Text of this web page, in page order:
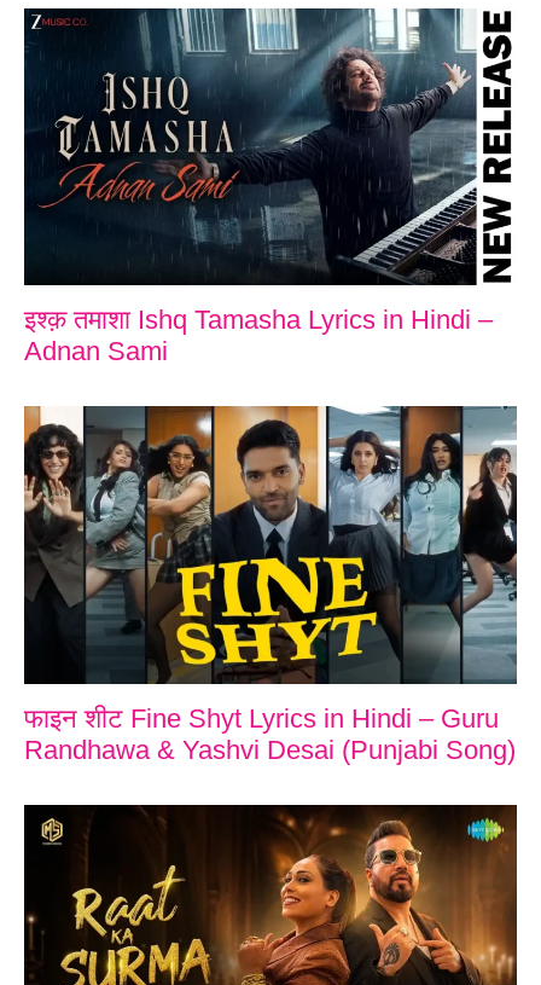
इश्क़ तमाशा Ishq Tamasha Lyrics in Hindi –
Adnan Sami
फाइन शीट Fine Shyt Lyrics in Hindi – Guru
Randhawa & Yashvi Desai (Punjabi Song)